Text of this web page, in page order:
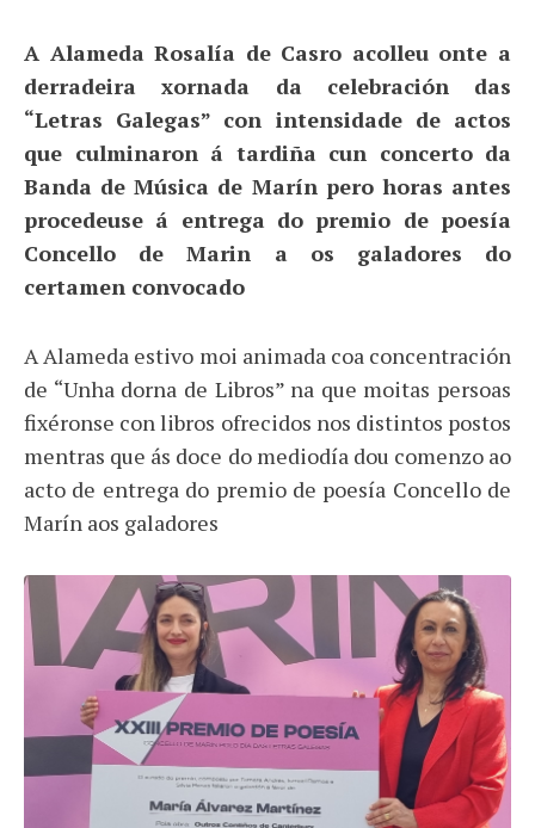
A Alameda Rosalía de Casro acolleu onte a
derradeira xornada da celebración das
“Letras Galegas” con intensidade de actos
que culminaron á tardiña cun concerto da
Banda de Música de Marín pero horas antes
procedeuse á entrega do premio de poesía
Concello de Marin a os galadores do
certamen convocado
A Alameda estivo moi animada coa concentración
de “Unha dorna de Libros” na que moitas persoas
fixéronse con libros ofrecidos nos distintos postos
mentras que ás doce do mediodía dou comenzo ao
acto de entrega do premio de poesía Concello de
Marín aos galadores